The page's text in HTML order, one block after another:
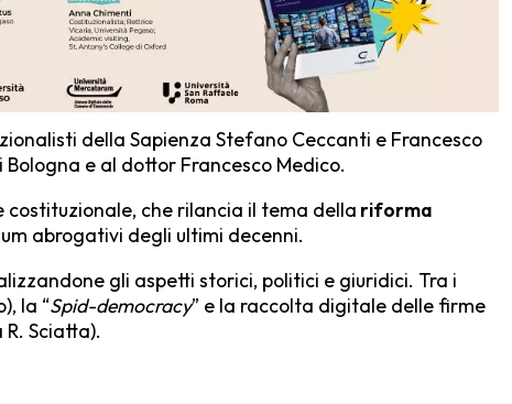
della Sapienza Stefano Ceccanti e Francesco
e al dottor Francesco Medico.
che rilancia il tema della riforma
abrogativi degli ultimi decenni.
gli aspetti storici, politici e giuridici. Tra i
la “Spid-democracy” e la raccolta digitale delle firme
Sciatta).